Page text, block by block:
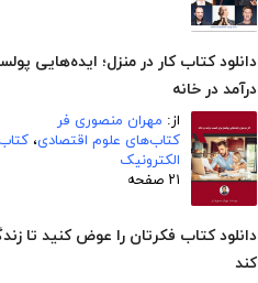
دانلود کتاب کار در منزل؛ ایده‌هایی
درآمد در خانه
از: مهران منصوری فر
کتاب‌های علوم اقتصادی،
الکترونیک
۲۱ صفحه
دانلود کتاب فکرتان را عوض کنید تا
کند